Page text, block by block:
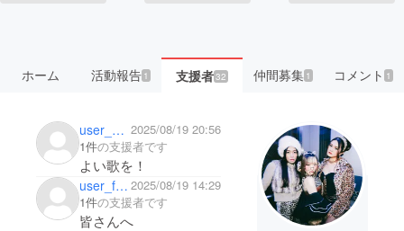
ホーム 活動報告1 支援者32 仲間募集 1 コメント 1
user_568abbaea9e4 2025/08/19 20:56
1件の支援者です
よい歌を！
user_f39d2cb1ad24 2025/08/19 14:29
1件の支援者です
皆さんへ